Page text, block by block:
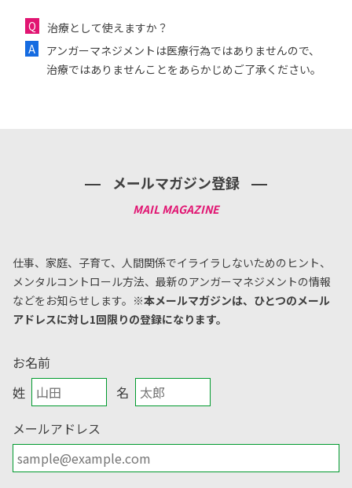
治療として使えますか？
アンガーマネジメントは医療行為ではありませんので、
治療ではありませんことをあらかじめご了承ください。
メールマガジン登録
仕事、家庭、子育て、人間関係でイライラしないためのヒント、
メンタルコントロール方法、 最新のアンガーマネジメントの情報
などをお知らせします。 ※本メールマガジンは、ひとつのメール
アドレスに対し1回限りの登録になります。
お名前
姓
名
メールアドレス